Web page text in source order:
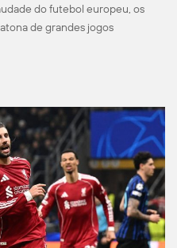
do futebol europeu, os
de grandes jogos